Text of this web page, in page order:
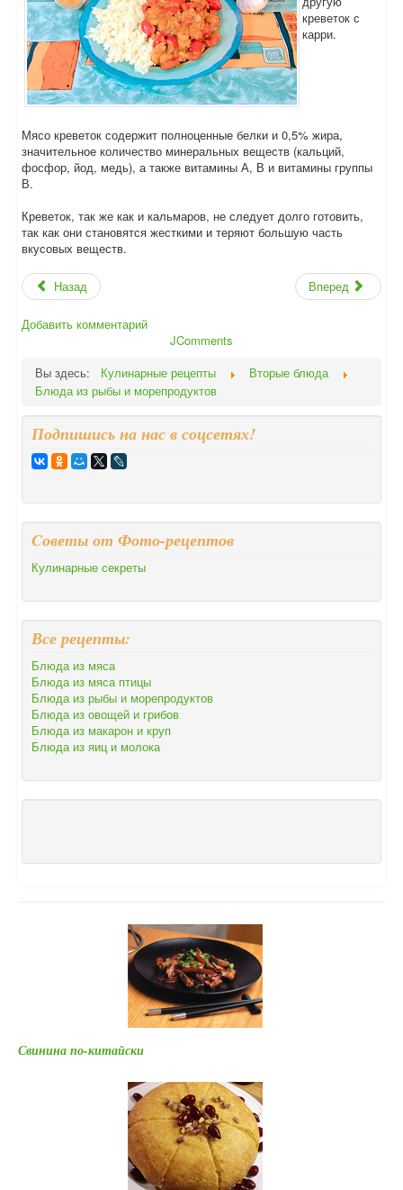
креветок с
карри.
Мясо креветок содержит полноценные белки и 0,5% жира,
значительное количество минеральных веществ (кальций,
фосфор, йод, медь), а также витамины А, В и витамины группы
В.
Креветок, так же как и кальмаров, не следует долго готовить,
так как они становятся жесткими и теряют большую часть
вкусовых веществ.
Назад Вперед
Добавить комментарий
JComments
Вы здесь:
Кулинарные рецепты
Вторые блюда
Блюда из рыбы и морепродуктов
Подпишись на нас в соцсетях!
Cоветы от Фото-рецептов
Кулинарные секреты
Все рецепты:
Блюда из мяса
Блюда из мяса птицы
Блюда из рыбы и морепродуктов
Блюда из овощей и грибов
Блюда из макарон и круп
Блюда из яиц и молока
Свинина по-китайски